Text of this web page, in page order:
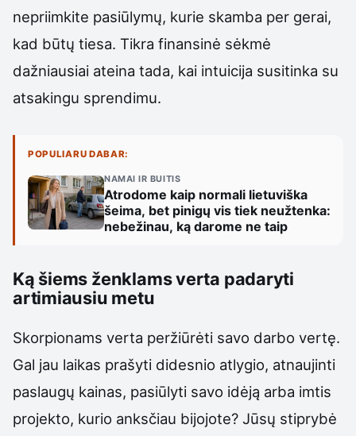
nepriimkite pasiūlymų, kurie skamba per gerai,
kad būtų tiesa. Tikra finansinė sėkmė
dažniausiai ateina tada, kai intuicija susitinka su
atsakingu sprendimu.
POPULIARU DABAR:
NAMAI IR BUITIS
Atrodome kaip normali lietuviška
šeima, bet pinigų vis tiek neužtenka:
nebežinau, ką darome ne taip
Ką šiems ženklams verta padaryti
artimiausiu metu
Skorpionams verta peržiūrėti savo darbo vertę.
Gal jau laikas prašyti didesnio atlygio, atnaujinti
paslaugų kainas, pasiūlyti savo idėją arba imtis
projekto, kurio anksčiau bijojote? Jūsų stiprybė